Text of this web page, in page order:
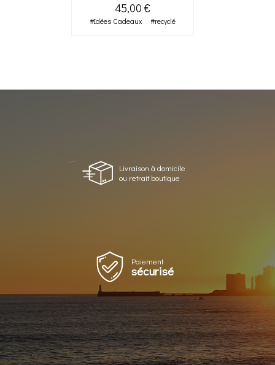
45,00 €
#Idées Cadeaux #recyclé
Livraison à domicile
ou retrait boutique
Paiement
sécurisé